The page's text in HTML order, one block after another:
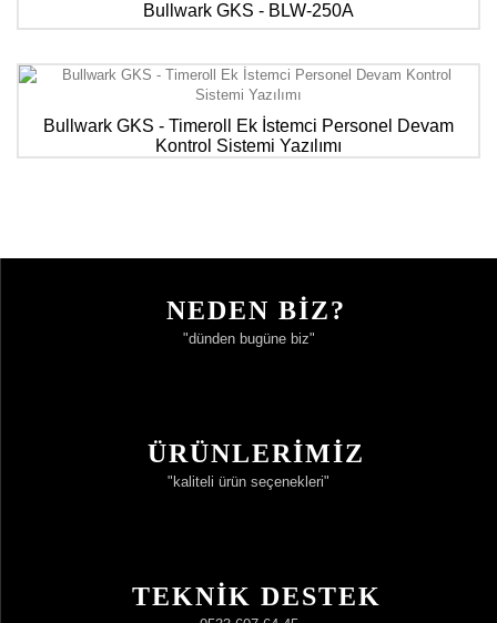
Bullwark GKS - BLW-250A
Bullwark GKS - Timeroll Ek İstemci Personel Devam
Kontrol Sistemi Yazılımı
NEDEN BİZ?
"dünden bugüne biz"
ÜRÜNLERİMİZ
"kaliteli ürün seçenekleri"
TEKNİK DESTEK